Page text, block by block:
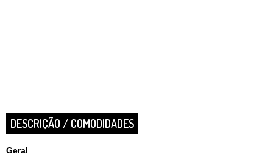
DESCRIÇÃO / COMODIDADES
Geral